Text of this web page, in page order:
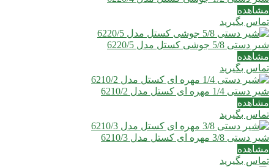
مشاهده
تماس بگیرید
شیر دستی 5/8 جوشی کستل مدل 6220/5
مشاهده
تماس بگیرید
شیر دستی 1/4 مهره ای کستل مدل 6210/2
مشاهده
تماس بگیرید
شیر دستی 3/8 مهره ای کستل مدل 6210/3
مشاهده
تماس بگیرید